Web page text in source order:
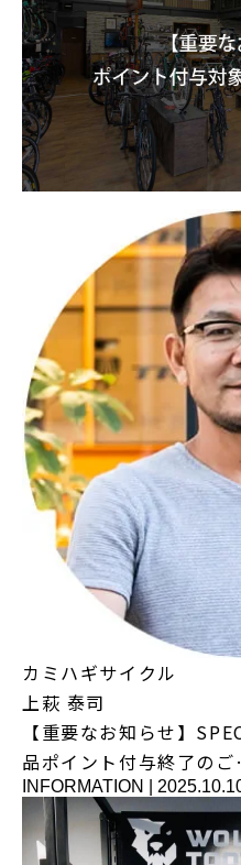
カミハギサイクル
上萩 泰司
【重要なお知らせ】
品ポイント付与終了の
INFORMATION